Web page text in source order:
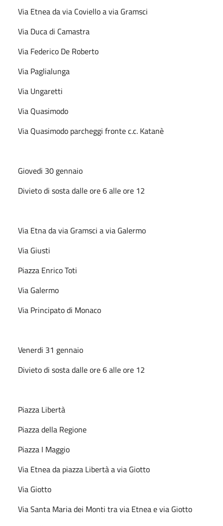
Via Etnea da via Coviello a via Gramsci
Via Duca di Camastra
Via Federico De Roberto
Via Paglialunga
Via Ungaretti
Via Quasimodo
Via Quasimodo parcheggi fronte c.c. Katanè
Giovedi 30 gennaio
Divieto di sosta dalle ore 6 alle ore 12
Via Etna da via Gramsci a via Galermo
Via Giusti
Piazza Enrico Toti
Via Galermo
Via Principato di Monaco
Venerdi 31 gennaio
Divieto di sosta dalle ore 6 alle ore 12
Piazza Libertà
Piazza della Regione
Piazza I Maggio
Via Etnea da piazza Libertà a via Giotto
Via Giotto
Via Santa Maria dei Monti tra via Etnea e via Giotto